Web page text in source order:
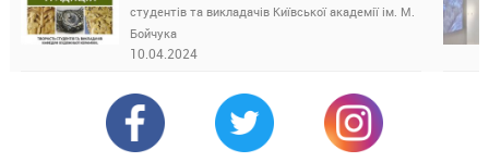
студентів та викладачів Київської академії ім. М.
Бойчука
10.04.2024